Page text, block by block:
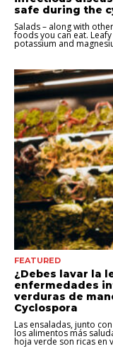
safe during the
Salads – along with
foods you can eat.
potassium and
FEATURED
¿Debes lavar la
enfermedades
verduras de
Cyclospora
Las ensaladas, junto
los alimentos más
hoja verde son ricas en